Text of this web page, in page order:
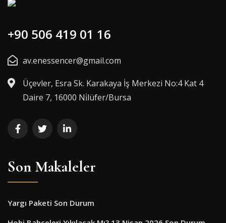
+90 506 419 01 16
av.enessencer@gmail.com
Üçevler, Esra Sk. Karakaya İş Merkezi No:4 Kat 4
Daire 7, 16000 Ni̇lüfer/Bursa
Son Makaleler
Yargı Paketi Son Durum